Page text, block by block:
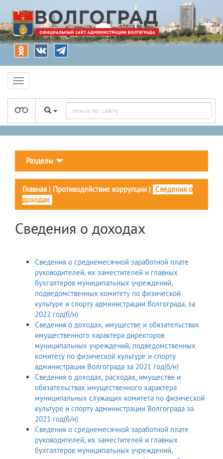
Разделы
Главная | Противодействие коррупции | Сведения о
доходах
Сведения о доходах
Сведения о среднемесячной заработной плате
руководителей, их заместителей и главных
бухгалтеров муниципальных учреждений,
подведомственных комитету по физической
культуре и спорту администрации Волгограда, за
2022 год(б/н)
Сведения о доходах, имуществе и обязательствах
имущественного характера директоров
муниципальных учреждений, подведомственных
комитету по физической культуре и спорту
администрации Волгограда за 2021 год(б/н)
Сведения о доходах, расходах, имуществе и
обязательствах имущественного характера
муниципальных служащих комитета по физической
культуре и спорту администрации Волгограда за
2021 год(б/н)
Сведения о среднемесячной заработной плате
руководителей, их заместителей и главных
бухгалтеров муниципальных учреждений,